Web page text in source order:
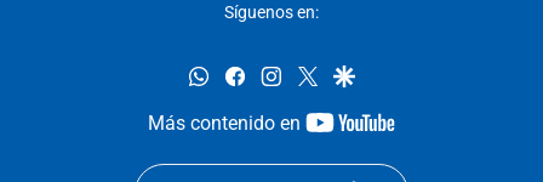
Síguenos en:
whatsappfacebookinstagram
twittergoogle
Más contenido en
youtube-